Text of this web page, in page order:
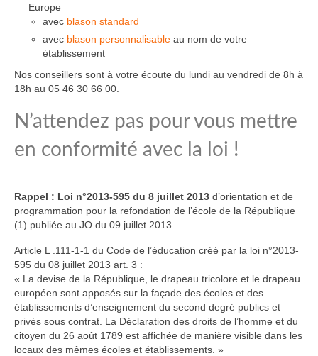
Europe
avec blason standard
avec blason personnalisable au nom de votre
établissement
Nos conseillers sont à votre écoute du lundi au vendredi de 8h à
18h au 05 46 30 66 00.
N’attendez pas pour vous mettre
en conformité avec la loi !
Rappel : Loi n°2013-595 du 8 juillet 2013 d’orientation et de
programmation pour la refondation de l’école de la République
(1) publiée au JO du 09 juillet 2013.
Article L .111-1-1 du Code de l’éducation créé par la loi n°2013-
595 du 08 juillet 2013 art. 3 :
« La devise de la République, le drapeau tricolore et le drapeau
européen sont apposés sur la façade des écoles et des
établissements d’enseignement du second degré publics et
privés sous contrat. La Déclaration des droits de l’homme et du
citoyen du 26 août 1789 est affichée de manière visible dans les
locaux des mêmes écoles et établissements. »